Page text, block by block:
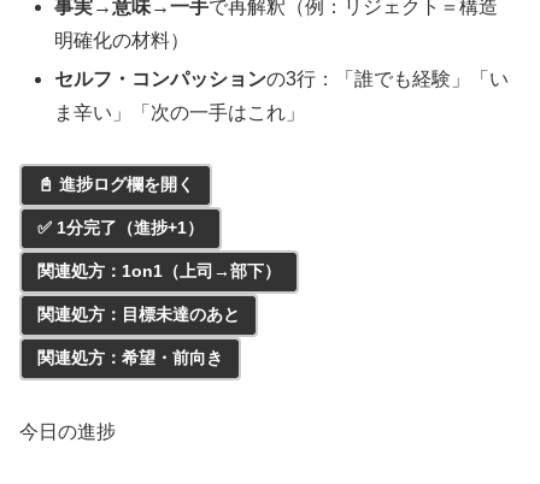
事実→意味→一手で再解釈（例：リジェクト＝構造
明確化の材料）
セルフ・コンパッションの3行：「誰でも経験」「い
ま辛い」「次の一手はこれ」
📓 進捗ログ欄を開く
✅ 1分完了（進捗+1）
関連処方：1on1（上司→部下）
関連処方：目標未達のあと
関連処方：希望・前向き
今日の進捗